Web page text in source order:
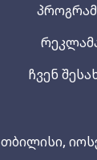
თბილისი,
ჩვენ